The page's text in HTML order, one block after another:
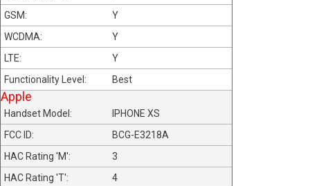
Y
Y
Y
Best
Apple
IPHONE XS
BCG-E3218A
3
4